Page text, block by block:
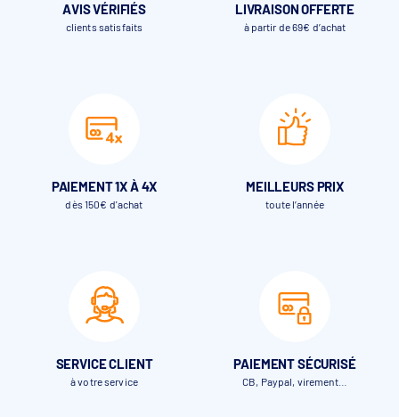
AVIS VÉRIFIÉS
clients satisfaits
LIVRAISON OFFERTE
à partir de 69€ d’achat
PAIEMENT 1X À 4X
dès 150€ d'achat
MEILLEURS PRIX
toute l’année
SERVICE CLIENT
à votre service
PAIEMENT SÉCURISÉ
CB, Paypal, virement…